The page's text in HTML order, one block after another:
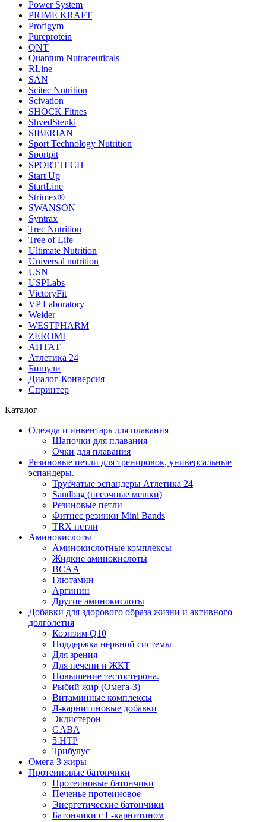
Power System
PRIME KRAFT
Profigym
Pureprotein
QNT
Quantum Nutraceuticals
RLine
SAN
Scitec Nutrition
Scivation
SHOCK Fitnes
ShvedStenki
SIBERIAN
Sport Technology Nutrition
Sportpit
SPORTTECH
Start Up
StartLine
Strimex®
SWANSON
Syntrax
Trec Nutrition
Tree of Life
Ultimate Nutrition
Universal nutrition
USN
USPLabs
VictoryFit
VP Laboratory
Weider
WESTPHARM
ZEROMI
АНТАТ
Атлетика 24
Бишули
Диалог-Конверсия
Спринтер
Каталог
Одежда и инвентарь для плавания
Шапочки для плавания
Очки для плавания
Резиновые петли для тренировок, универсальные
эспандеры.
Трубчатые эспандеры Атлетика 24
Sandbag (песочные мешки)
Резиновые петли
Фитнес резинки Mini Bands
TRX петли
Аминокислоты
Аминокислотные комплексы
Жидкие аминокислоты
BCAA
Глютамин
Аргинин
Другие аминокислоты
Добавки для здорового образа жизни и активного
долголетия
Коэнзим Q10
Поддержка нервной системы
Для зрения
Для печени и ЖКТ
Повышение тестостерона.
Рыбий жир (Омега-3)
Витаминные комплексы
Л-карнитиновые добавки
Экдистерон
GABA
5 HTP
Трибулус
Омега 3 жиры
Протеиновые батончики
Протеиновые батончики
Печенье протеиновое
Энергетические батончики
Батончики с L-карнитином